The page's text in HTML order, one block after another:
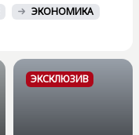
ЭКОНОМИКА
ЭКСКЛЮЗИВ